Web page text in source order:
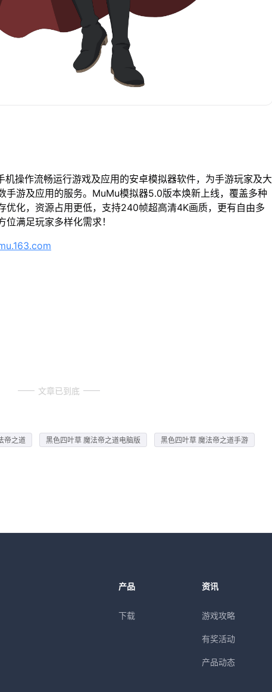
操作流畅运行游戏及应用的安卓模拟器软件，为手游玩家及大
手游及应用的服务。MuMu模拟器5.0版本焕新上线，覆盖多种
优化，资源占用更低，支持240帧超高清4K画质，更有自由多
满足玩家多样化需求！
文章已到底
帝之道 黑色四叶草 魔法帝之道电脑版
黑色四叶草 魔法帝之道手游
产品
下载
资讯
游戏攻略
有奖活动
产品动态